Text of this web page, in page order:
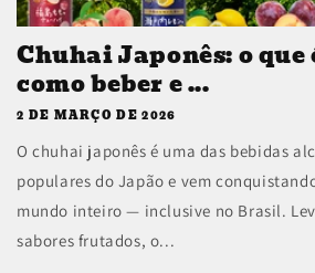
Chuhai Japonês: o que
como beber e ...
2 DE MARÇO DE 2026
O chuhai japonês é uma das bebidas
populares do Japão e vem
mundo inteiro — inclusive no Brasil.
sabores frutados, o...